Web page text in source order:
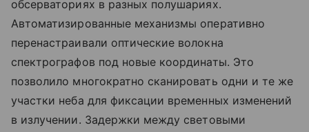
обсерваториях в разных полушариях.
Автоматизированные механизмы оперативно
перенастраивали оптические волокна
спектрографов под новые координаты. Это
позволило многократно сканировать одни и те же
участки неба для фиксации временных изменений
в излучении. Задержки между световыми